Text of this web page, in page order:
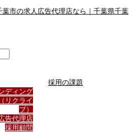
採用の課題
ディング
リクライ
ブ）
告代理店
採用顧問